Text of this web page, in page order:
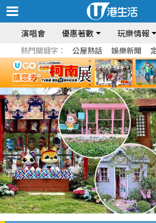
演唱會 優惠著數 玩樂情報
熱門關鍵字： 公屋熱話 娛樂新聞